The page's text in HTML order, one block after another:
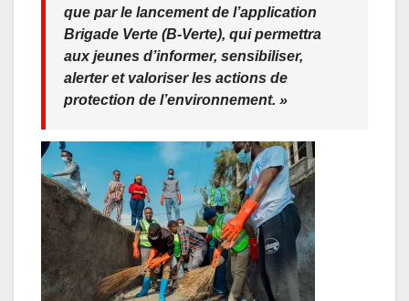
que par le lancement de l’application
Brigade Verte (B-Verte), qui permettra
aux jeunes d’informer, sensibiliser,
alerter et valoriser les actions de
protection de l’environnement. »